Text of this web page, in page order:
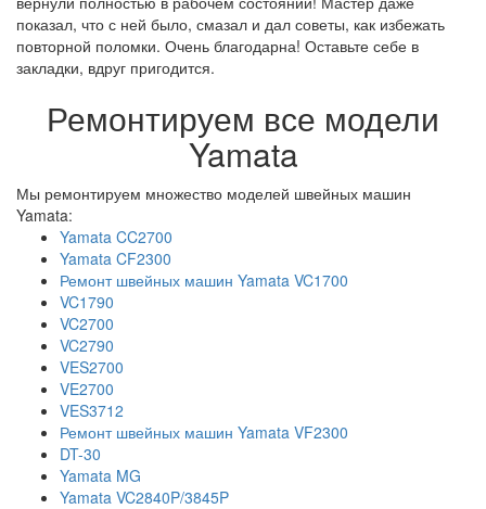
показал, что с ней было, смазал и дал советы, как избежать
повторной поломки. Очень благодарна! Оставьте себе в
закладки, вдруг пригодится.
Ремонтируем все модели
Yamata
Мы ремонтируем множество моделей швейных машин
Yamata:
Yamata CC2700
Yamata CF2300
Ремонт швейных машин Yamata VC1700
VC1790
VC2700
VC2790
VES2700
VE2700
VES3712
Ремонт швейных машин Yamata VF2300
DT-30
Yamata MG
Yamata VC2840P/3845P